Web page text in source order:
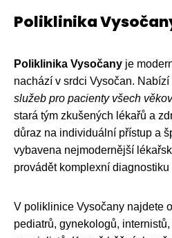
Poliklinika
Poliklinika Vysočany je
nachází v srdci Vysočan. Nabízí
služeb pro pacienty všech
stará tým zkušených lékařů a
důraz na individuální přístup a
vybavena nejmodernější
provádět komplexní diagnostiku
V poliklinice Vysočany najdete
pediatrů, gynekologů,